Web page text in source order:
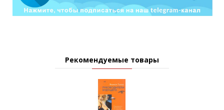
Рекомендуемые товары